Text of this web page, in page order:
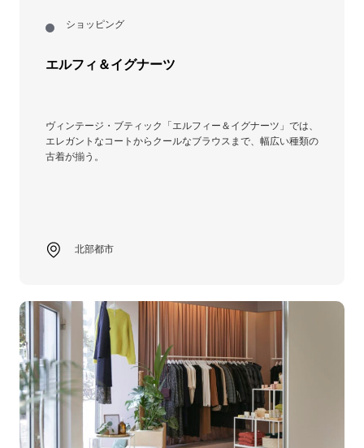
ショッピング
エルフィ＆イグナーツ
ヴィンテージ・ブティック「エルフィー＆イグナーツ」では、
エレガントなコートからクールなブラウスまで、幅広い種類の
古着が揃う。
北部都市